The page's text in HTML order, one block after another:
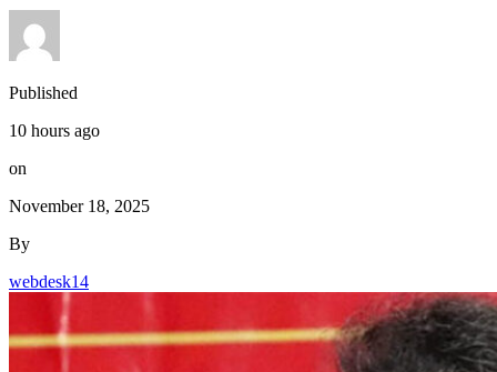
Published
10 hours ago
on
November 18, 2025
By
webdesk14